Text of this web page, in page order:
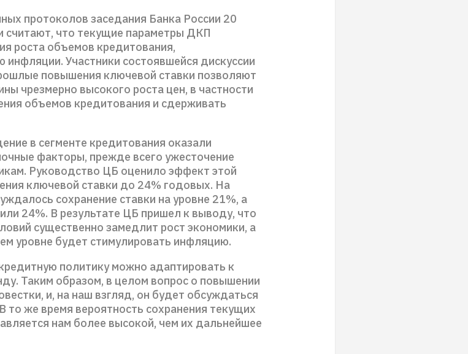
протоколов заседания Банка России 20
считают, что текущие параметры ДКП
роста объемов кредитования,
Участники состоявшейся дискуссии
повышения ключевой ставки позволяют
чрезмерно высокого роста цен, в частности
объемов кредитования и сдерживать
в сегменте кредитования оказали
факторы, прежде всего ужесточение
Руководство ЦБ оценило эффект этой
ключевой ставки до 24% годовых. На
сохранение ставки на уровне 21%, а
24%. В результате ЦБ пришел к выводу, что
существенно замедлит рост экономики, а
уровне будет стимулировать инфляцию.
политику можно адаптировать к
Таким образом, в целом вопрос о повышении
и, на наш взгляд, он будет обсуждаться
то же время вероятность сохранения текущих
нам более высокой, чем их дальнейшее